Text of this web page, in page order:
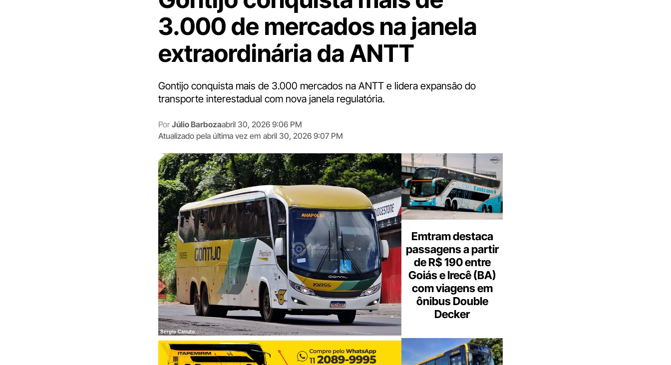
3.000 de mercados na janela
extraordinária da ANTT
Gontijo conquista mais de 3.000 mercados na ANTT e lidera expansão do
transporte interestadual com nova janela regulatória.
Por Júlio Barbozaabril 30, 2026 9:06 PM
Atualizado pela última vez em abril 30, 2026 9:07 PM
Emtram destaca
passagens a partir
de R$ 190 entre
Goiás e Irecê (BA)
com viagens em
ônibus Double
Decker
Digite
aqui
o
seu
e-
mail